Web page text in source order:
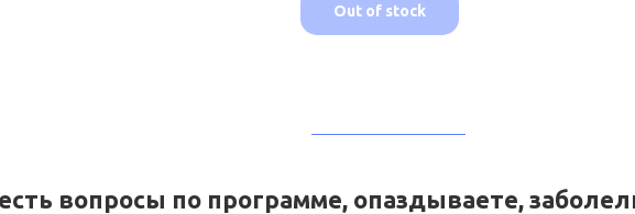
Out of stock
есть вопросы по программе, опаздываете,